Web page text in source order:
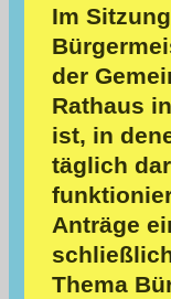
Im
der
Rathaus
ist, in
täglich
Anträge
Thema